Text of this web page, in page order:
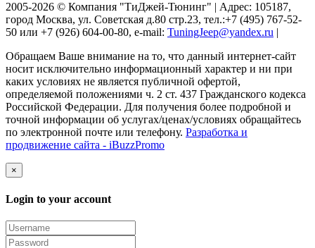
2005-2026 © Компания "ТиДжей-Тюнинг" | Адрес: 105187,
город Москва, ул. Советская д.80 стр.23, тел.:+7 (495) 767-52-
50 или +7 (926) 604-00-80, e-mail: TuningJeep@yandex.ru |
Обращаем Ваше внимание на то, что данный интернет-сайт
носит исключительно информационный характер и ни при
каких условиях не является публичной офертой,
определяемой положениями ч. 2 ст. 437 Гражданского кодекса
Российской Федерации. Для получения более подробной и
точной информации об услугах/ценах/условиях обращайтесь
по электронной почте или телефону. Разработка и
продвижение сайта - iBuzzPromo
×
Login to your account